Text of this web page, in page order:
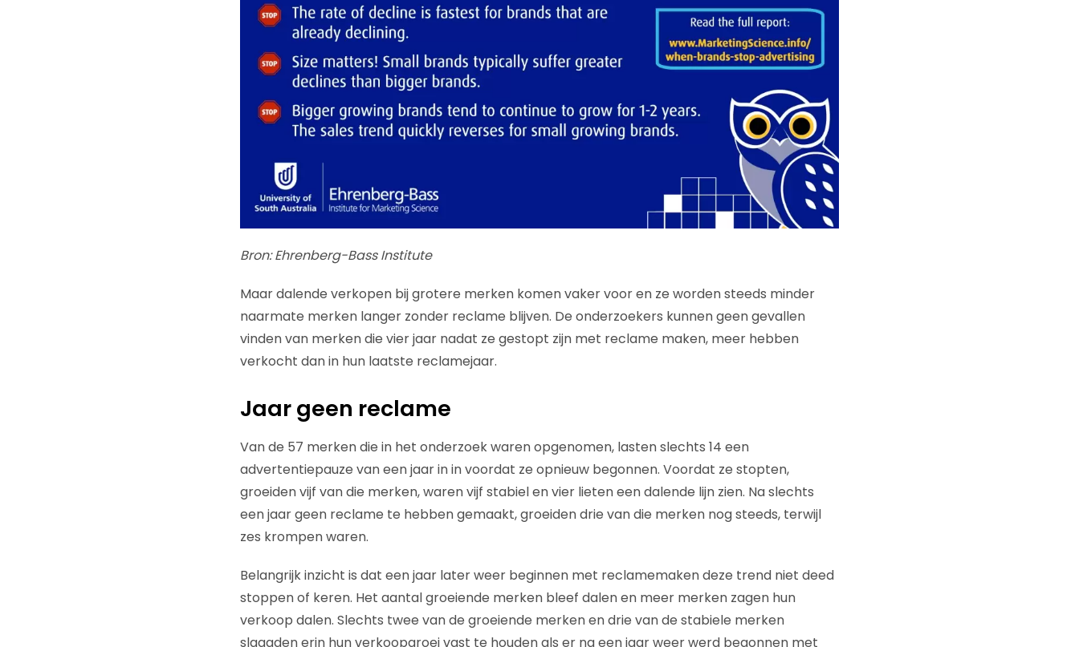
Bron: Ehrenberg-Bass Institute
Maar dalende verkopen bij grotere merken komen vaker voor en ze worden steeds minder
naarmate merken langer zonder reclame blijven. De onderzoekers kunnen geen gevallen
vinden van merken die vier jaar nadat ze gestopt zijn met reclame maken, meer hebben
verkocht dan in hun laatste reclamejaar.
Jaar geen reclame
Van de 57 merken die in het onderzoek waren opgenomen, lasten slechts 14 een
advertentiepauze van een jaar in in voordat ze opnieuw begonnen. Voordat ze stopten,
groeiden vijf van die merken, waren vijf stabiel en vier lieten een dalende lijn zien. Na slechts
een jaar geen reclame te hebben gemaakt, groeiden drie van die merken nog steeds, terwijl
zes krompen waren.
Belangrijk inzicht is dat een jaar later weer beginnen met reclamemaken deze trend niet deed
stoppen of keren. Het aantal groeiende merken bleef dalen en meer merken zagen hun
verkoop dalen. Slechts twee van de groeiende merken en drie van de stabiele merken
slaagden erin hun verkoopgroei vast te houden als er na een jaar weer werd begonnen met